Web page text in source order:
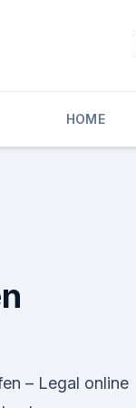
HOME
– Legal online